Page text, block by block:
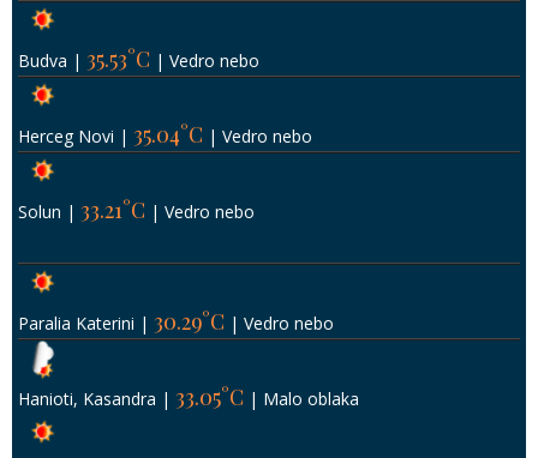
Budva | 35.53°C | Vedro nebo
Herceg Novi | 35.04°C | Vedro nebo
Solun | 33.21°C | Vedro nebo
Paralia Katerini | 30.29°C | Vedro nebo
Hanioti, Kasandra | 33.05°C | Malo oblaka